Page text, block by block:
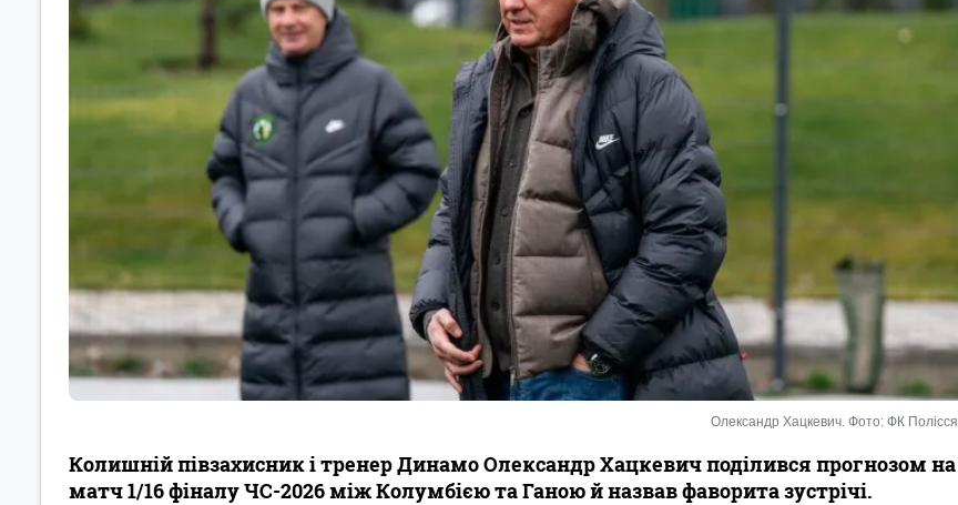
Олександр Хацкевич. Фото: ФК Полісся
Колишній півзахисник і тренер Динамо Олександр Хацкевич поділився прогнозом на
матч 1/16 фіналу ЧС-2026 між Колумбією та Ганою й назвав фаворита зустрічі.